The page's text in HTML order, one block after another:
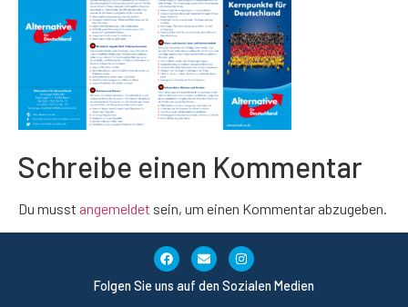
Schreibe einen Kommentar
Du musst angemeldet sein, um einen Kommentar abzugeben.
Folgen Sie uns auf den Sozialen Medien